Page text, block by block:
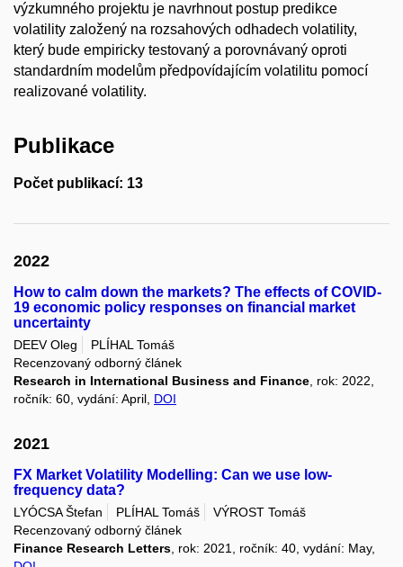
výzkumného projektu je navrhnout postup predikce
volatility založený na rozsahových odhadech volatility,
který bude empiricky testovaný a porovnávaný oproti
standardním modelům předpovídajícím volatilitu pomocí
realizované volatility.
Publikace
Počet publikací: 13
2022
How to calm down the markets? The effects of COVID-
19 economic policy responses on financial market
uncertainty
DEEV Oleg
PLÍHAL Tomáš
Recenzovaný odborný článek
Research in International Business and Finance , rok: 2022,
ročník: 60, vydání: April, DOI
2021
FX Market Volatility Modelling: Can we use low-
frequency data?
LYÓCSA Štefan PLÍHAL Tomáš
VÝROST Tomáš
Recenzovaný odborný článek
Finance Research Letters , rok: 2021, ročník: 40, vydání: May,